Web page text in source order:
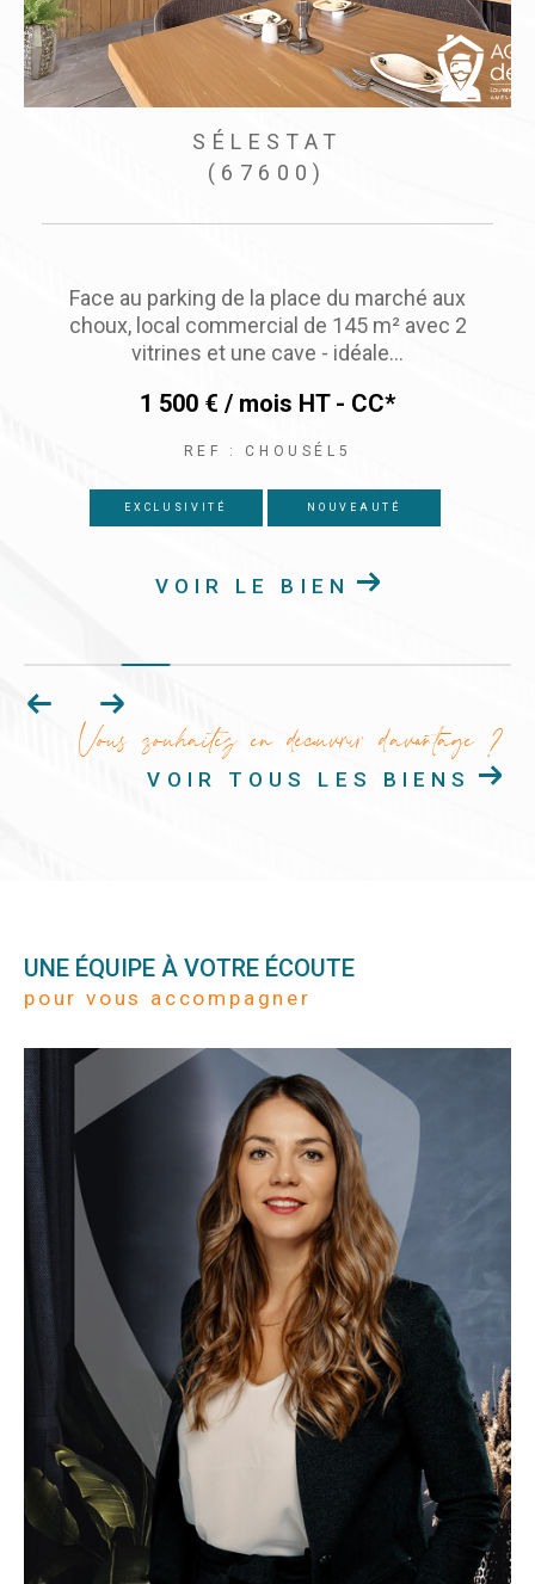
SÉLESTAT
(67600)
Sélestat Centre-Ville, très beau magasin d'angle
en emplacement n°1 - Surface commercial de
66 m² + réserves de 60...
1 500 € / mois HT - CC*
REF : LECATALPA
NOUVEAUTÉ
VOIR LE BIEN
Vous souhaitez en découvrir d'avantage ?
VOIR TOUS LES BIENS
UNE ÉQUIPE À VOTRE ÉCOUTE
pour vous accompagner